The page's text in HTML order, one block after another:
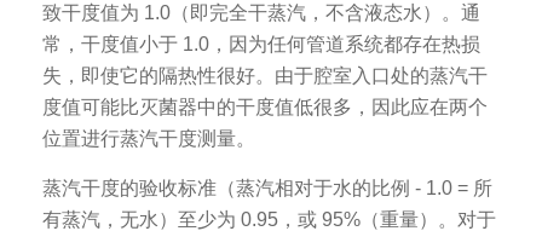
致干度值为 1.0（即完全干蒸汽，不含液态水）。通
常，干度值小于 1.0，因为任何管道系统都存在热损
失，即使它的隔热性很好。由于腔室入口处的蒸汽干
度值可能比灭菌器中的干度值低很多，因此应在两个
位置进行蒸汽干度测量。
蒸汽干度的验收标准（蒸汽相对于水的比例 - 1.0 = 所
有蒸汽，无水）至少为 0.95，或 95%（重量）。对于